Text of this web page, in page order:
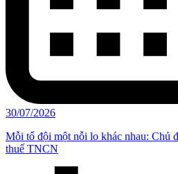
30/07/2026
Mỗi tổ đội một nỗi lo khác nhau: Chủ
thuế TNCN